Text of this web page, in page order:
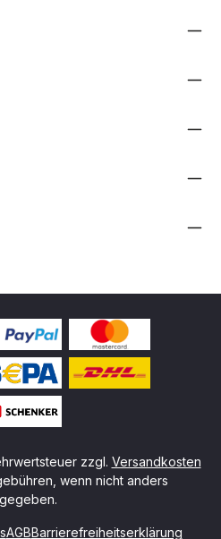
zzgl. Versandkosten
wenn nicht anders
AGBBarrierefreiheitserklärung